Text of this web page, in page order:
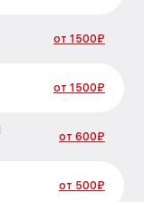
от 1500₽
от 1500₽
от 600₽
от 500₽